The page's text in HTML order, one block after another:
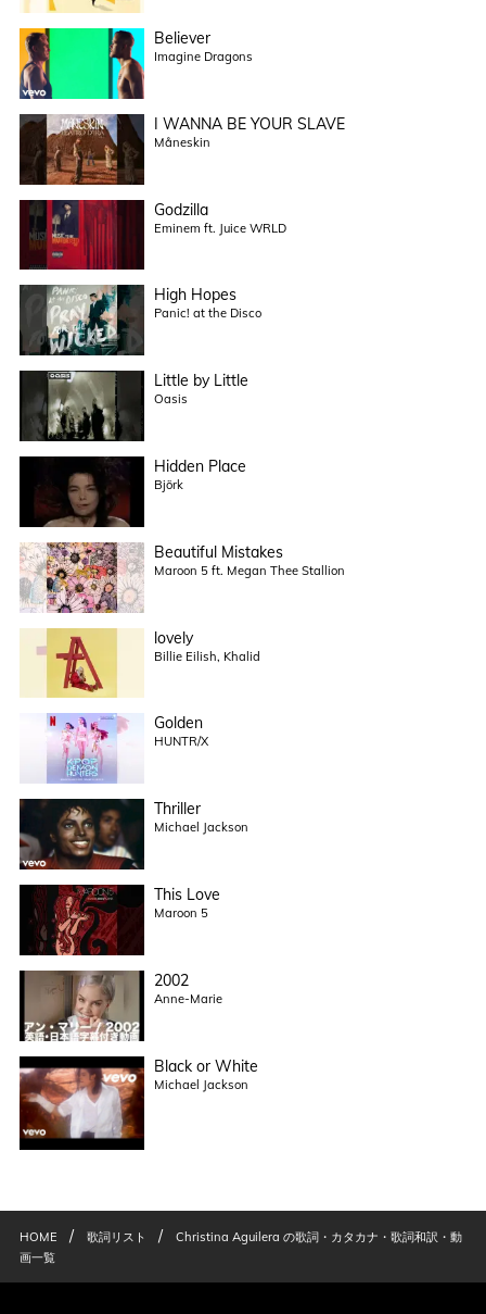
Believer
Imagine Dragons
I WANNA BE YOUR SLAVE
Måneskin
Godzilla
Eminem ft. Juice WRLD
High Hopes
Panic! at the Disco
Little by Little
Oasis
Hidden Place
Björk
Beautiful Mistakes
Maroon 5 ft. Megan Thee Stallion
lovely
Billie Eilish, Khalid
Golden
HUNTR/X
Thriller
Michael Jackson
This Love
Maroon 5
2002
Anne-Marie
Black or White
Michael Jackson
HOME / 歌詞リスト /
Christina Aguilera の歌詞・カタカナ・歌詞和訳・動
画一覧